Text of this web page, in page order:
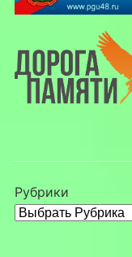
Рубрики